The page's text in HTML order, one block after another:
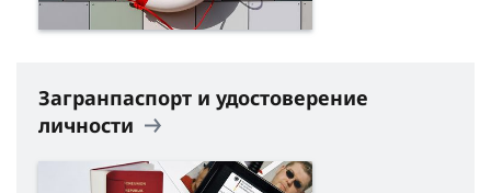
Загранпаспорт и удостоверение
личности